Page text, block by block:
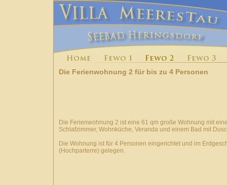
Die Ferienwohnung 2 für bis zu 4 Personen
Die Ferienwohnung 2 ist eine 61 qm große Wohnung mit
Schlafzimmer, Wohnküche, Veranda und einem Bad mit
Die Wohnung ist für 4 Personen eingerichtet und im
(Hochparterre) gelegen.